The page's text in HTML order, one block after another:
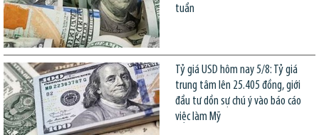
tuần
Tỷ giá USD hôm nay 5/8: Tỷ giá
trung tâm lên 25.405 đồng, giới
đầu tư dồn sự chú ý vào báo cáo
việc làm Mỹ